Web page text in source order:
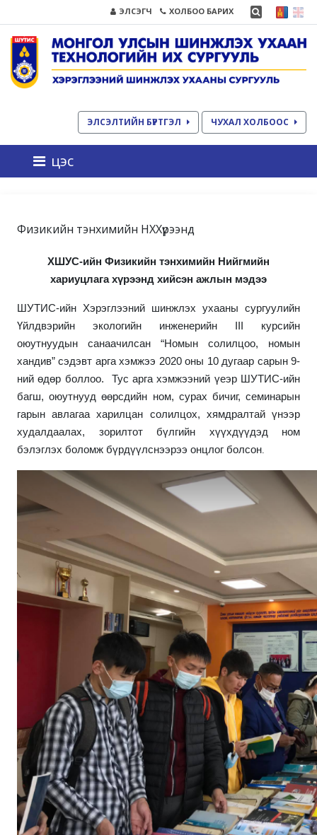
ЭЛСЭГЧ ХОЛБОО БАРИХ
ЭЛСЭЛТИЙН БҮРТГЭЛ ЧУХАЛ ХОЛБООС
цэс
Физикийн тэнхимийн НХХүрээнд
ХШУС-ийн Физикийн тэнхимийн Нийгмийн
хариуцлага хүрээнд хийсэн ажлын мэдээ
ШУТИС-ийн Хэрэглээний шинжлэх ухааны сургуулийн
Үйлдвэрийн экологийн инженерийн III курсийн
оюутнуудын санаачилсан “Номын солилцоо, номын
хандив” сэдэвт арга хэмжээ 2020 оны 10 дугаар сарын 9-
ний өдөр боллоо. Тус арга хэмжээний үеэр ШУТИС-ийн
багш, оюутнууд өөрсдийн ном, сурах бичиг, семинарын
гарын авлагаа харилцан солилцох, хямдралтай үнээр
худалдаалах, зорилтот бүлгийн хүүхдүүдэд ном
бэлэглэх боломж бүрдүүлснээрээ онцлог болсон